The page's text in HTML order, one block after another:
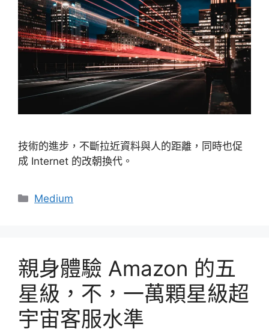
技術的進步，不斷拉近資料與人的距離，同時也促
成 Internet 的改朝換代。
分
Medium
親身體驗 Amazon 的五
星級，不，一萬顆星級超
宇宙客服水準